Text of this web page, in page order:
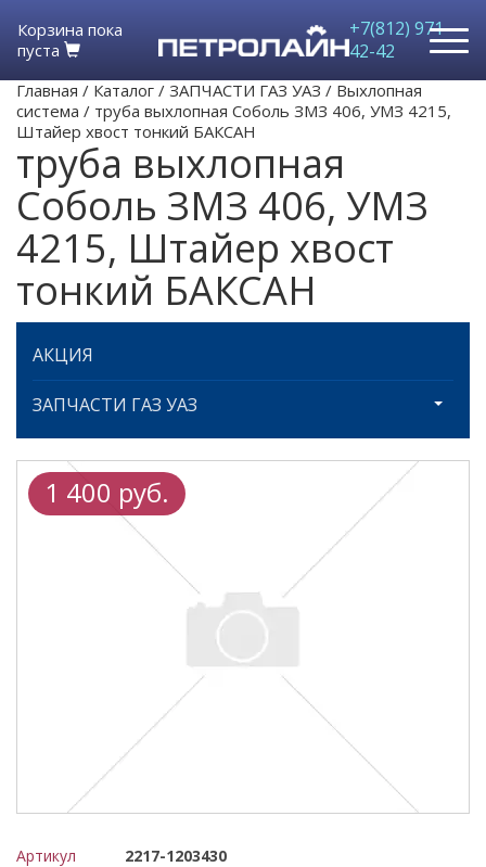
Корзина пока
пуста
+7(812) 971-
42-42
Главная / Каталог / ЗАПЧАСТИ ГАЗ УАЗ / Выхлопная
система / труба выхлопная Соболь ЗМЗ 406, УМЗ 4215,
Штайер хвост тонкий БАКСАН
труба выхлопная
Соболь ЗМЗ 406, УМЗ
4215, Штайер хвост
тонкий БАКСАН
АКЦИЯ
ЗАПЧАСТИ ГАЗ УАЗ
1 400 руб.
Артикул
2217-1203430